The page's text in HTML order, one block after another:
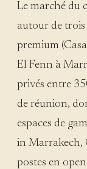
Le marché du
autour de trois
premium
El Fenn à
privés entre
de réunion,
espaces de
in Marrakech,
postes en